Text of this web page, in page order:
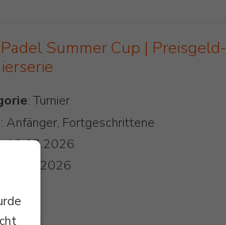
Summer Cup | Preisgeld-
: Anfänger, Fortgeschrittene